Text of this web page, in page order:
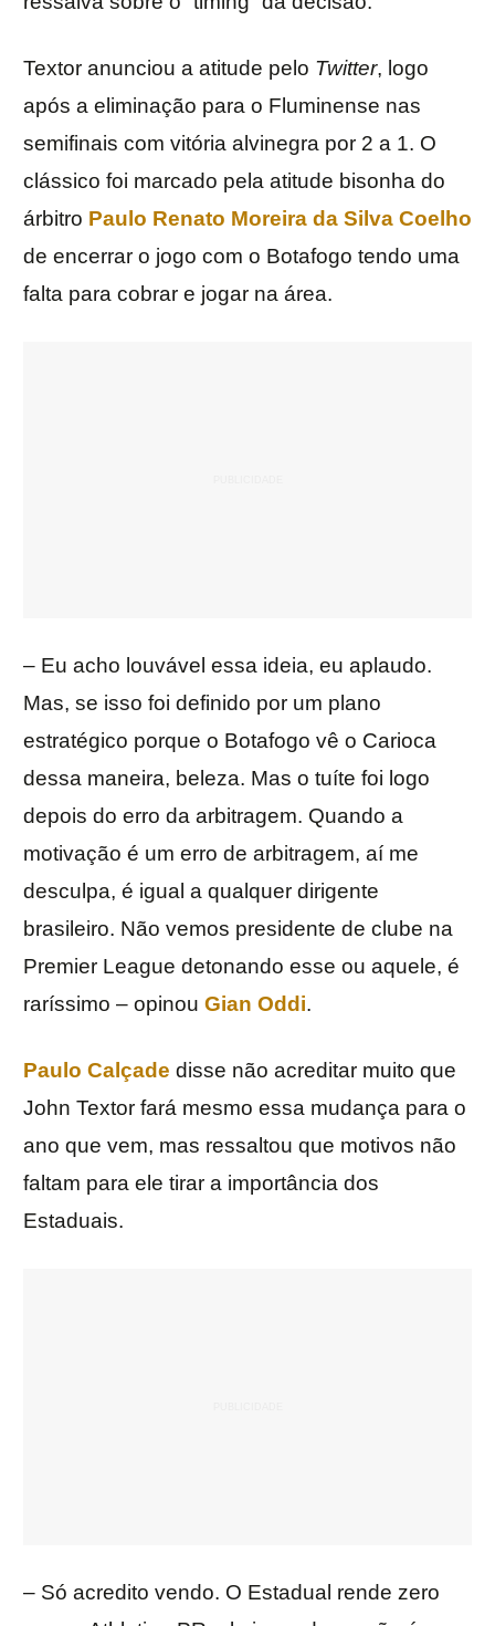
Textor anunciou a atitude pelo Twitter, logo
após a eliminação para o Fluminense nas
semifinais com vitória alvinegra por 2 a 1. O
clássico foi marcado pela atitude bisonha do
árbitro Paulo Renato Moreira da Silva Coelho
de encerrar o jogo com o Botafogo tendo uma
falta para cobrar e jogar na área.
– Eu acho louvável essa ideia, eu aplaudo.
Mas, se isso foi definido por um plano
estratégico porque o Botafogo vê o Carioca
dessa maneira, beleza. Mas o tuíte foi logo
depois do erro da arbitragem. Quando a
motivação é um erro de arbitragem, aí me
desculpa, é igual a qualquer dirigente
brasileiro. Não vemos presidente de clube na
Premier League detonando esse ou aquele, é
raríssimo – opinou Gian Oddi.
Paulo Calçade disse não acreditar muito que
John Textor fará mesmo essa mudança para o
ano que vem, mas ressaltou que motivos não
faltam para ele tirar a importância dos
Estaduais.
– Só acredito vendo. O Estadual rende zero